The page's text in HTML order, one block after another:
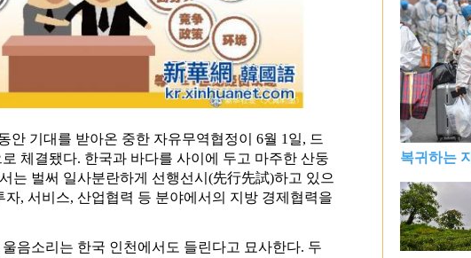
안 기대를 받아온 중한 자유무역협정이 6월 1일, 드
체결됐다. 한국과 바다를 사이에 두고 마주한 산둥
는 벌써 일사분란하게 선행선시(先行先試)하고 있으
, 서비스, 산업협력 등 분야에서의 지방 경제협력을
음소리는 한국 인천에서도 들린다고 묘사한다. 두